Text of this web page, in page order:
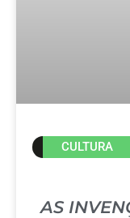
CULTURA
AS